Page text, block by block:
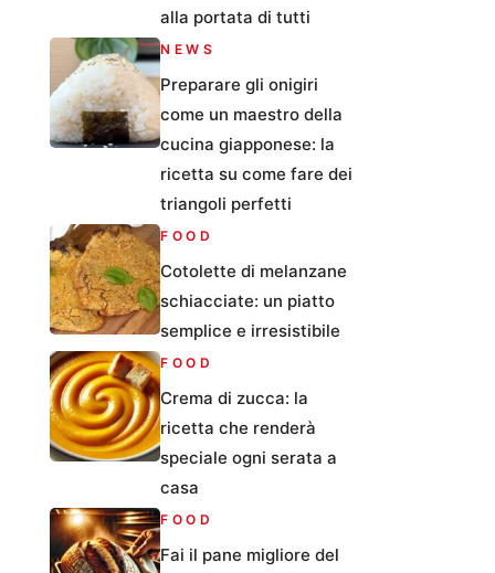
alla portata di tutti
NEWS
Preparare gli onigiri
come un maestro della
cucina giapponese: la
ricetta su come fare dei
triangoli perfetti
FOOD
Cotolette di melanzane
schiacciate: un piatto
semplice e irresistibile
FOOD
Crema di zucca: la
ricetta che renderà
speciale ogni serata a
casa
FOOD
Fai il pane migliore del